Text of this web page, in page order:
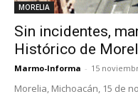
MORELIA
Sin incidentes,
Histórico de
Marmo-Informa - 15
Morelia, Michoacán, 15 de